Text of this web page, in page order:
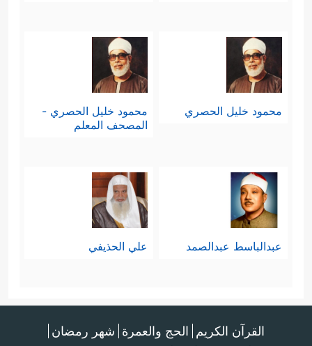
محمود خليل الحصري
محمود خليل الحصري -
المصحف المعلم
عبدالباسط عبدالصمد علي الحذيفي
القرآن الكريم الحج والعمرة شهر رمضان